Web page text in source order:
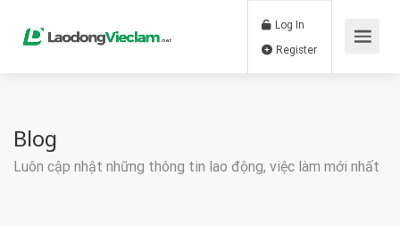
Log In
Blog
Luôn cập nhật những thông tin lao động, việc làm mới nhất